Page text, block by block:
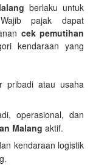
berlaku untuk
pajak dapat
cek pemutihan
kendaraan yang
pribadi atau usaha
operasional, dan
Malang aktif.
kendaraan logistik